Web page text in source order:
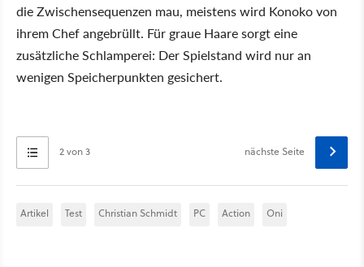
die Zwischensequenzen mau, meistens wird Konoko von
ihrem Chef angebrüllt. Für graue Haare sorgt eine
zusätzliche Schlamperei: Der Spielstand wird nur an
wenigen Speicherpunkten gesichert.
2 von 3 nächste Seite
Artikel Test Christian Schmidt PC Action Oni